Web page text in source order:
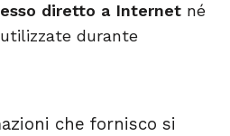
diretto a Internet né
durante
che fornisco si